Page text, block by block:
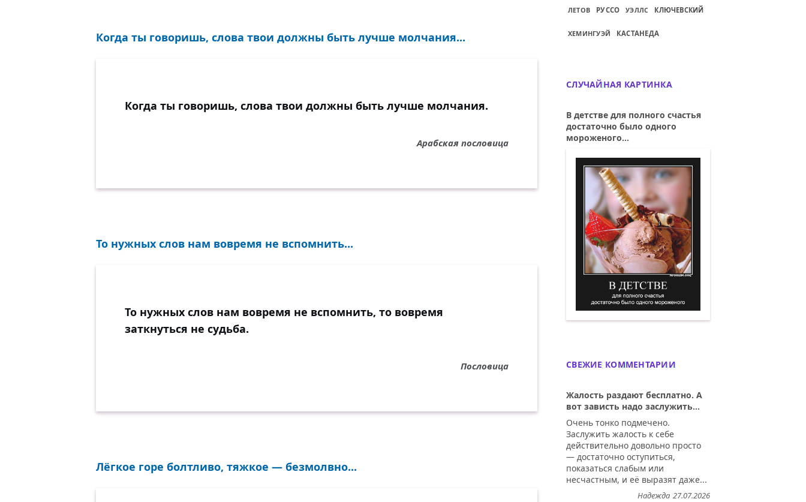
Когда ты говоришь, слова твои должны быть лучше молчания...
Когда ты говоришь, слова твои должны быть лучше молчания.
Арабская пословица
То нужных слов нам вовремя не вспомнить...
То нужных слов нам вовремя не вспомнить, то вовремя
заткнуться не судьба.
Пословица
Лёгкое горе болтливо, тяжкое — безмолвно...
ЛЕТОВ РУССО УЭЛЛС КЛЮЧЕВСКИЙ
ХЕМИНГУЭЙ КАСТАНЕДА
СЛУЧАЙНАЯ КАРТИНКА
В детстве для полного счастья
достаточно было одного
мороженого...
В детстве для полного счастья
СВЕЖИЕ КОММЕНТАРИИ
Жалость раздают бесплатно. А
вот зависть надо заслужить...
Очень тонко подмечено.
Заслужить жалость к себе
действительно довольно просто
— достаточно оступиться,
показаться слабым или
несчастным, и её выразят даже...
27.07.2026
Надежда